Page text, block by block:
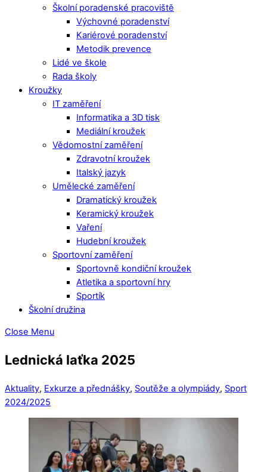
Školní poradenské pracoviště
Výchovné poradenství
Kariérové poradenství
Metodik prevence
Lidé ve škole
Rada školy
Kroužky
IT zaměření
Informatika a 3D tisk
Mediální kroužek
Vědomostní zaměření
Zdravotní kroužek
Italský jazyk
Umělecké zaměření
Dramatický kroužek
Keramický kroužek
Vaření
Hudební kroužek
Sportovní zaměření
Sportovně kondiční kroužek
Atletika a sportovní hry
Sportík
Školní družina
Close Menu
Lednická laťka 2025
Aktuality, Exkurze a přednášky, Soutěže a olympiády, Sport
2024/2025